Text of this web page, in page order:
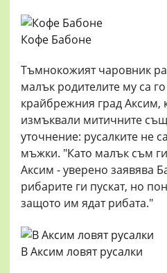
Кофе Бабоне
Тъмнокожият чаровник
малък родителите му са
крайбрежния град Аксим,
измъквали митичните
уточнение: русалките не
мъжки. "Като малък съм
Аксим - уверено заявява
рибарите ги пускат, но
защото им ядат рибата."
В Аксим ловят русалки